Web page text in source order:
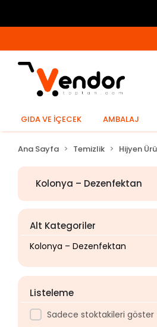
GIDA VE İÇECEK AMBALAJ
Ana Sayfa Temizlik Hijyen
Kolonya – Dezenfektan
Alt Kategoriler
Kolonya – Dezenfektan
Listeleme
Sadece stoktakileri göster